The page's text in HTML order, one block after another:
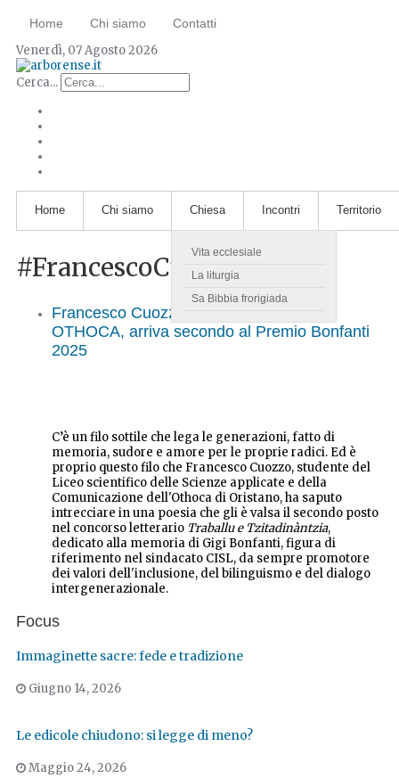
Home Chi siamo Contatti
Venerdì, 07 Agosto 2026
Cerca...
Home Chi siamo Chiesa
Vita ecclesiale
La liturgia
Sa Bibbia frorigiada
Incontri Territorio
#FrancescoCuozzo
Francesco Cuozzo, studente dell'ITIS
OTHOCA, arriva secondo al Premio Bonfanti
2025
C’è un filo sottile che lega le generazioni, fatto di
memoria, sudore e amore per le proprie radici. Ed è
proprio questo filo che Francesco Cuozzo, studente del
Liceo scientifico delle Scienze applicate e della
Comunicazione dell'Othoca di Oristano, ha saputo
intrecciare in una poesia che gli è valsa il secondo posto
nel concorso letterario Traballu e Tzitadinàntzia,
dedicato alla memoria di Gigi Bonfanti, figura di
riferimento nel sindacato CISL, da sempre promotore
dei valori dell'inclusione, del bilinguismo e del dialogo
intergenerazionale.
Focus
Immaginette sacre: fede e tradizione
Giugno 14, 2026
Le edicole chiudono: si legge di meno?
Maggio 24, 2026